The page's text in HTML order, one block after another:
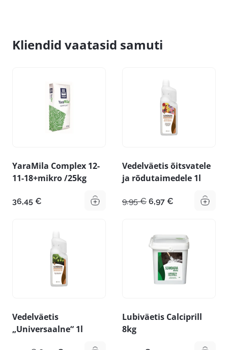
Kliendid vaatasid samuti
YaraMila Complex 12-
11-18+mikro /25kg
36,45 €
Vedelväetis õitsvatele
ja rõdutaimedele 1l
9,95€ Algne
6,97 € Praegune
Vedelväetis
„Universaalne“ 1l
Lubiväetis Calciprill
8kg